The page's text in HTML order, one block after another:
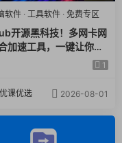
检查或事件调查，了
。
需要一款操作简单、功
据收集。
软件 · 工具软件 · 免费专区
开源黑科技！多网卡网
加速工具，一键让你的
网速起飞，这感觉也太爽1
优课优选 2026-08-01